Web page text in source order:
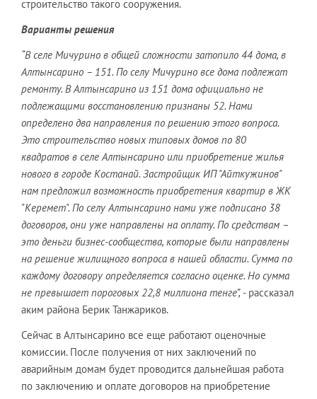
строительство такого сооружения.
Варианты решения
“В селе Мичурино в общей сложности затопило 44 дома, в
Алтынсарино – 151. По селу Мичурино все дома подлежат
ремонту. В Алтынсарино из 151 дома официально не
подлежащими восстановлению признаны 52. Нами
определено два направления по решению этого вопроса.
Это строительство новых типовых домов по 80
квадратов в селе Алтынсарино или приобретение жилья
нового в городе Костанай. Застройщик ИП "Айткужинов"
нам предложил возможность приобретения квартир в ЖК
"Керемет". По селу Алтынсарино нами уже подписано 38
договоров, они уже направлены на оплату. По средствам –
это деньги бизнес-сообщества, которые были направлены
на решение жилищного вопроса в нашей области. Сумма по
каждому договору определяется согласно оценке. Но сумма
не превышает пороговых 22,8 миллиона тенге”, - рассказал
аким района Берик Танжариков.
Сейчас в Алтынсарино все еще работают оценочные
комиссии. После получения от них заключений по
аварийным домам будет проводится дальнейшая работа
по заключению и оплате договоров на приобретение